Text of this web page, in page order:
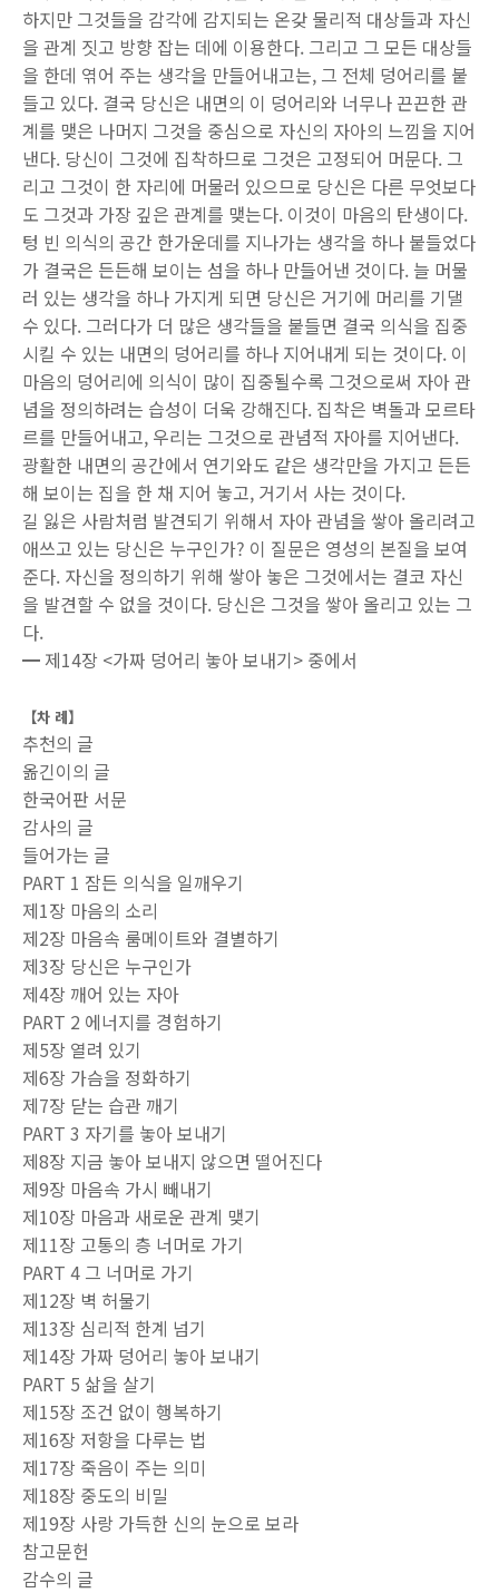
하지만 그것들을 감각에 감지되는 온갖 물리적 대상들과 자신
을 관계 짓고 방향 잡는 데에 이용한다. 그리고 그 모든 대상들
을 한데 엮어 주는 생각을 만들어내고는, 그 전체 덩어리를 붙
들고 있다. 결국 당신은 내면의 이 덩어리와 너무나 끈끈한 관
계를 맺은 나머지 그것을 중심으로 자신의 자아의 느낌을 지어
낸다. 당신이 그것에 집착하므로 그것은 고정되어 머문다. 그
리고 그것이 한 자리에 머물러 있으므로 당신은 다른 무엇보다
도 그것과 가장 깊은 관계를 맺는다. 이것이 마음의 탄생이다.
텅 빈 의식의 공간 한가운데를 지나가는 생각을 하나 붙들었다
가 결국은 든든해 보이는 섬을 하나 만들어낸 것이다. 늘 머물
러 있는 생각을 하나 가지게 되면 당신은 거기에 머리를 기댈
수 있다. 그러다가 더 많은 생각들을 붙들면 결국 의식을 집중
시킬 수 있는 내면의 덩어리를 하나 지어내게 되는 것이다. 이
마음의 덩어리에 의식이 많이 집중될수록 그것으로써 자아 관
념을 정의하려는 습성이 더욱 강해진다. 집착은 벽돌과 모르타
르를 만들어내고, 우리는 그것으로 관념적 자아를 지어낸다.
광활한 내면의 공간에서 연기와도 같은 생각만을 가지고 든든
해 보이는 집을 한 채 지어 놓고, 거기서 사는 것이다.
길 잃은 사람처럼 발견되기 위해서 자아 관념을 쌓아 올리려고
애쓰고 있는 당신은 누구인가? 이 질문은 영성의 본질을 보여
준다. 자신을 정의하기 위해 쌓아 놓은 그것에서는 결코 자신
을 발견할 수 없을 것이다. 당신은 그것을 쌓아 올리고 있는 그
다.
━ 제14장 <가짜 덩어리 놓아 보내기> 중에서
【차 례】
추천의 글
옮긴이의 글
한국어판 서문
감사의 글
들어가는 글
PART 1 잠든 의식을 일깨우기
제1장 마음의 소리
제2장 마음속 룸메이트와 결별하기
제3장 당신은 누구인가
제4장 깨어 있는 자아
PART 2 에너지를 경험하기
제5장 열려 있기
제6장 가슴을 정화하기
제7장 닫는 습관 깨기
PART 3 자기를 놓아 보내기
제8장 지금 놓아 보내지 않으면 떨어진다
제9장 마음속 가시 빼내기
제10장 마음과 새로운 관계 맺기
제11장 고통의 층 너머로 가기
PART 4 그 너머로 가기
제12장 벽 허물기
제13장 심리적 한계 넘기
제14장 가짜 덩어리 놓아 보내기
PART 5 삶을 살기
제15장 조건 없이 행복하기
제16장 저항을 다루는 법
제17장 죽음이 주는 의미
제18장 중도의 비밀
제19장 사랑 가득한 신의 눈으로 보라
참고문헌
감수의 글